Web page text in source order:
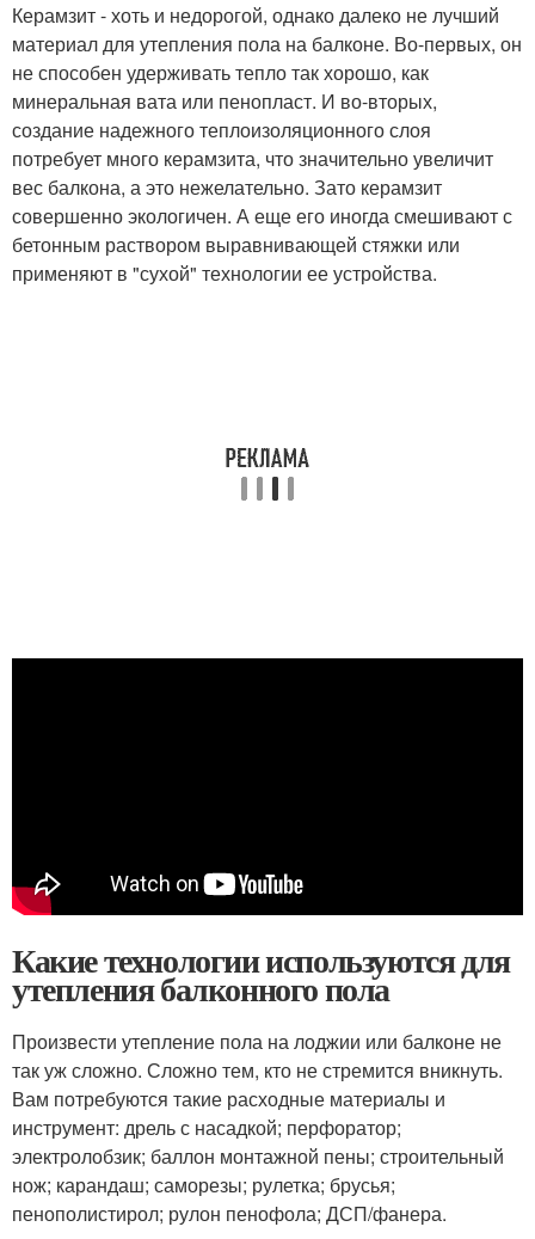
Керамзит - хоть и недорогой, однако далеко не лучший
материал для утепления пола на балконе. Во-первых, он
не способен удерживать тепло так хорошо, как
минеральная вата или пенопласт. И во-вторых,
создание надежного теплоизоляционного слоя
потребует много керамзита, что значительно увеличит
вес балкона, а это нежелательно. Зато керамзит
совершенно экологичен. А еще его иногда смешивают с
бетонным раствором выравнивающей стяжки или
применяют в "сухой" технологии ее устройства.
Какие технологии используются для
утепления балконного пола
Произвести утепление пола на лоджии или балконе не
так уж сложно. Сложно тем, кто не стремится вникнуть.
Вам потребуются такие расходные материалы и
инструмент: дрель с насадкой; перфоратор;
электролобзик; баллон монтажной пены; строительный
нож; карандаш; саморезы; рулетка; брусья;
пенополистирол; рулон пенофола; ДСП/фанера.